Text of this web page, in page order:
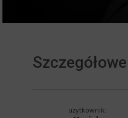
użytkownik: